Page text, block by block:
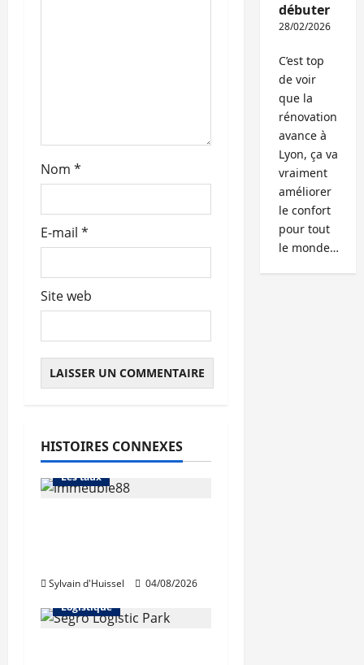
l
e
Nom *
E-mail *
Site web
HISTOIRES CONNEXES
L'avis des courtiers
Les taux
Sylvain d'Huissel 04/08/2026
Immo d'entreprise
Logistique
débuter
28/02/2026
C’est top
de voir
que la
rénovation
avance à
Lyon, ça va
vraiment
améliorer
le confort
pour tout
le monde…